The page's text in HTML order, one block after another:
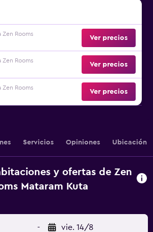
Zen Rooms
Ver precios
Zen Rooms
Ver precios
Zen Rooms
Ver precios
Servicios Opiniones Ubicación
y ofertas de Zen
Mataram Kuta
- vie. 14/8